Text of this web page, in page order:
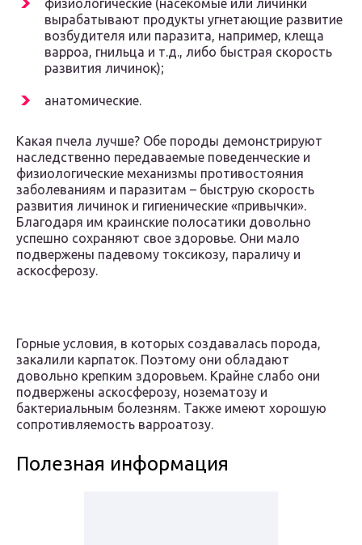
физиологические (насекомые или личинки
вырабатывают продукты угнетающие развитие
возбудителя или паразита, например, клеща
варроа, гнильца и т.д., либо быстрая скорость
развития личинок);
анатомические.
Какая пчела лучше? Обе породы демонстрируют
наследственно передаваемые поведенческие и
физиологические механизмы противостояния
заболеваниям и паразитам – быструю скорость
развития личинок и гигиенические «привычки».
Благодаря им краинские полосатики довольно
успешно сохраняют свое здоровье. Они мало
подвержены падевому токсикозу, параличу и
аскосферозу.
Горные условия, в которых создавалась порода,
закалили карпаток. Поэтому они обладают
довольно крепким здоровьем. Крайне слабо они
подвержены аскосферозу, нозематозу и
бактериальным болезням. Также имеют хорошую
сопротивляемость варроатозу.
Полезная информация